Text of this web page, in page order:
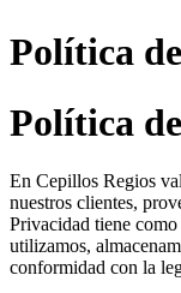
Política
Política
En Cepillos Regios
nuestros clientes,
Privacidad tiene
utilizamos,
conformidad con la